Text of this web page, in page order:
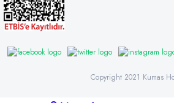
Copyright 2021 Kumas